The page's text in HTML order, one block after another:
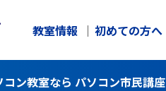
教室情報 初めての方へ
ン教室なら パソコン市民講座